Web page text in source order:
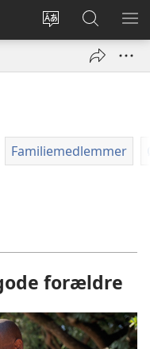
Vælg
Log
på
Søg
på
JW.ORG
VIS
Familiemedlemmer
forældre